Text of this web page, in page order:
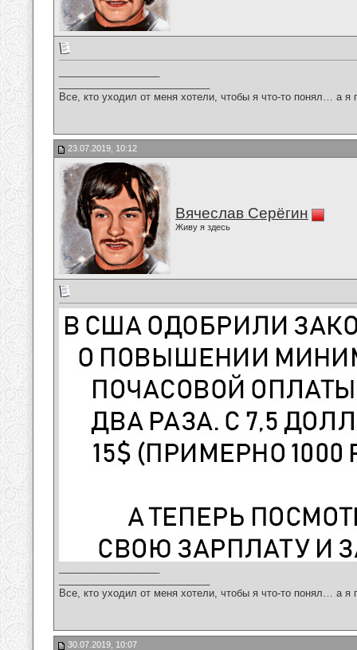
Все, кто уходил от меня хотели, чтобы я что-то понял… а
23.07.2019, 10:12
Вячеслав Серёгин
Живу я здесь
Все, кто уходил от меня хотели, чтобы я что-то понял… а
30.07.2019, 10:07